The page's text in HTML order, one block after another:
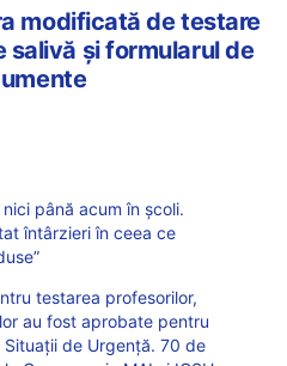
modificată de testare
salivă și formularul de
până acum în școli.
întârzieri în ceea ce
testarea profesorilor,
au fost aprobate pentru
de Urgență. 70 de